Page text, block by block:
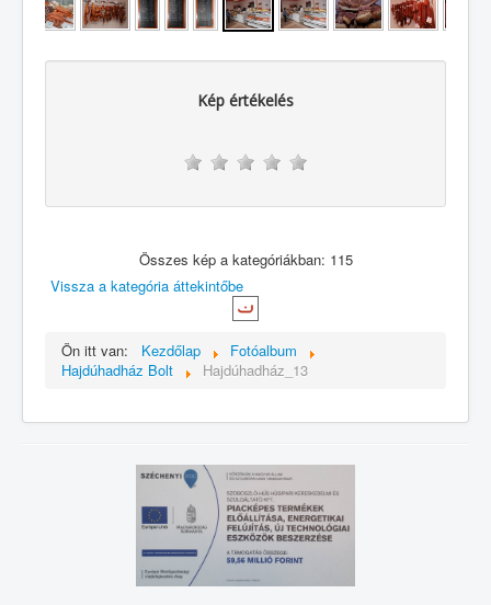
Kép értékelés
Összes kép a kategóriákban: 115
Vissza a kategória áttekintőbe
Ön itt van: Kezdőlap
Fotóalbum
Hajdúhadház Bolt
Hajdúhadház_13